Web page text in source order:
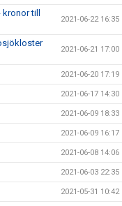
till
2021-06-22 16:35
2021-06-21 17:00
2021-06-20 17:19
2021-06-17 14:30
2021-06-09 18:33
2021-06-09 16:17
2021-06-08 14:06
2021-06-03 22:35
2021-05-31 10:42